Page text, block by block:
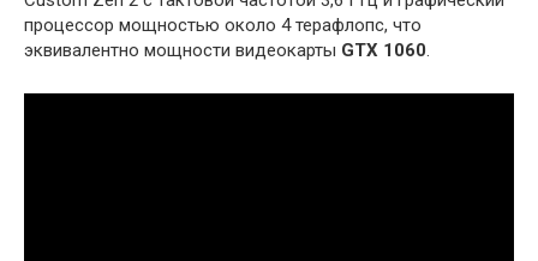
процессор мощностью около 4 терафлопс, что
эквивалентно мощности видеокарты GTX 1060.